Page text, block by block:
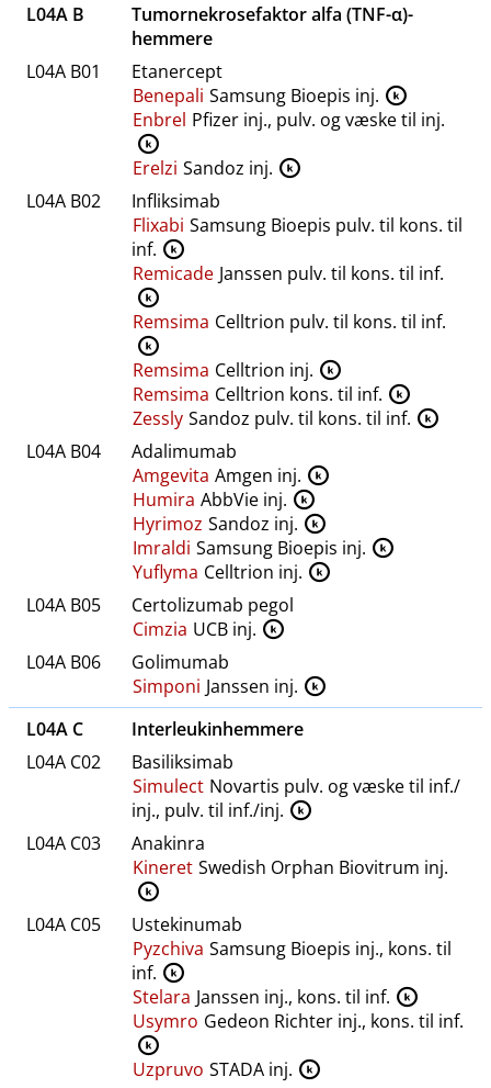
L04A B
Tumornekrosefaktor alfa (TNF-α)-
hemmere
L04A B01
Etanercept
Benepali Samsung Bioepis inj. K
Enbrel Pfizer inj., pulv. og væske til inj.
K
Erelzi Sandoz inj. K
L04A B02
Infliksimab
Flixabi Samsung Bioepis pulv. til kons. til
inf. K
Remicade Janssen pulv. til kons. til inf.
K
Remsima Celltrion pulv. til kons. til inf.
K
Remsima Celltrion inj. K
Remsima Celltrion kons. til inf. K
Zessly Sandoz pulv. til kons. til inf. K
L04A B04
Adalimumab
Amgevita Amgen inj. K
Humira AbbVie inj. K
Hyrimoz Sandoz inj. K
Imraldi Samsung Bioepis inj. K
Yuflyma Celltrion inj. K
L04A B05
Certolizumab pegol
Cimzia UCB inj. K
L04A B06
Golimumab
Simponi Janssen inj. K
L04A C
Interleukinhemmere
L04A C02
Basiliksimab
Simulect Novartis pulv. og væske til inf.​/​
inj., pulv. til inf.​/​inj. K
L04A C03
Anakinra
Kineret Swedish Orphan Biovitrum inj.
K
L04A C05
Ustekinumab
Pyzchiva Samsung Bioepis inj., kons. til
inf. K
Stelara Janssen inj., kons. til inf. K
Usymro Gedeon Richter inj., kons. til inf.
K
Uzpruvo STADA inj. K